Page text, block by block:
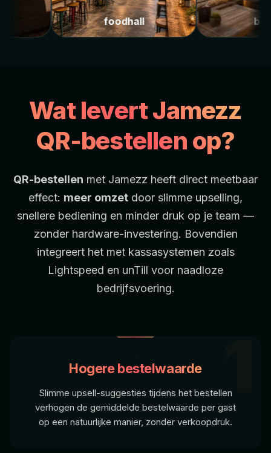
foodhall
Wat levert Jamezz
QR-bestellen op?
QR-bestellen met Jamezz heeft direct meetbaar
effect: meer omzet door slimme upselling,
snellere bediening en minder druk op je team —
zonder hardware-investering. Bovendien
integreert het met kassasystemen zoals
Lightspeed en unTill voor naadloze
bedrijfsvoering.
1
Hogere bestelwaarde
Slimme upsell-suggesties tijdens het bestellen
verhogen de gemiddelde bestelwaarde per gast
op een natuurlijke manier, zonder verkoopdruk.